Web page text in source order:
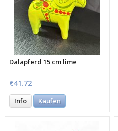
Dalapferd 15 cm lime
€41.72
Info Kaufen